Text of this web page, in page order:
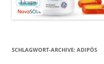
SCHLAGWORT-ARCHIVE: ADIPÖS